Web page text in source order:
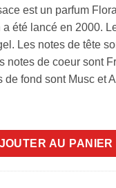
est un parfum
été lancé en 2000.
Les notes de tête
notes de coeur sont
de fond sont Musc et
100ml EDP
AU PANIER